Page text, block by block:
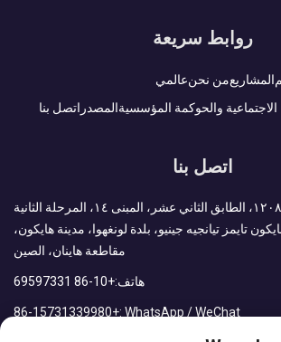
روابط سريعة
المشاريعمن نحنعالمي
الاجتماعية والحوكمة المؤسسيةالمصدر اتصل بنا
اتصل بنا
Add : الغرفة ١٢٠٧–١٢٠٨، الطابق الثاني عشر، المبنى ١٤، المرحلة الثانية
تايمز تيانجيه جينيو، بلدة لونغهوا، مدينة هايكون،
مقاطعة هاينان، الصين
هاتف:+86-10 69597331
WhatsApp / WeChat :
+86-15731339980